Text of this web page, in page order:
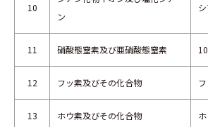
10
ン
11 硝酸態窒素及び亜硝酸態窒素
12 フッ素及びその化合物
13 ホウ素及びその化合物